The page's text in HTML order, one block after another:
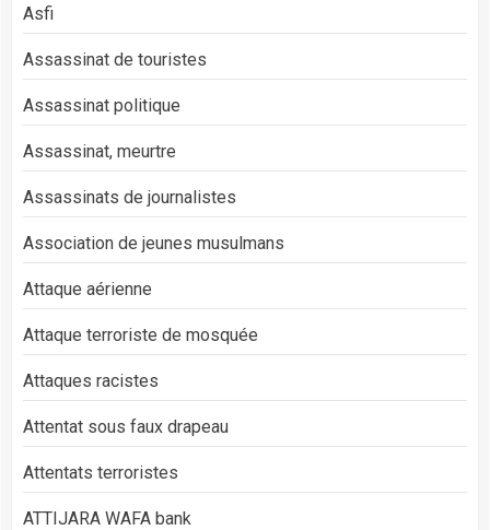
Asfi
Assassinat de touristes
Assassinat politique
Assassinat, meurtre
Assassinats de journalistes
Association de jeunes musulmans
Attaque aérienne
Attaque terroriste de mosquée
Attaques racistes
Attentat sous faux drapeau
Attentats terroristes
ATTIJARA WAFA bank